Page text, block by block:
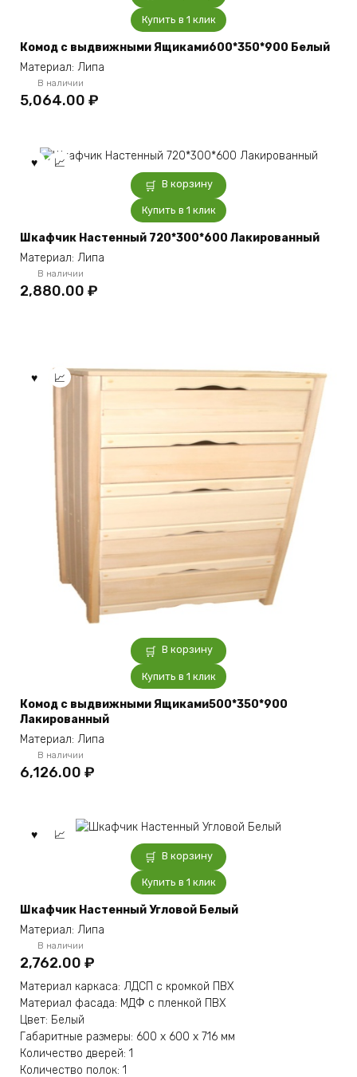
Купить в 1 клик
Комод с выдвижными Ящиками600*350*900 Белый
Материал: Липа
В наличии
5,064.00 ₽
В корзину
Купить в 1 клик
Шкафчик Настенный 720*300*600 Лакированный
Материал: Липа
В наличии
2,880.00 ₽
В корзину
Купить в 1 клик
Комод с выдвижными Ящиками500*350*900
Лакированный
Материал: Липа
В наличии
6,126.00 ₽
В корзину
Купить в 1 клик
Шкафчик Настенный Угловой Белый
Материал: Липа
В наличии
2,762.00 ₽
Материал каркаса: ЛДСП с кромкой ПВХ
Материал фасада: МДФ с пленкой ПВХ
Цвет: Белый
Габаритные размеры: 600 x 600 x 716 мм
Количество дверей: 1
Количество полок: 1